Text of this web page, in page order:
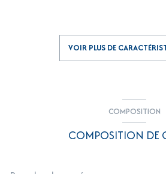
cuisine américaine (semi-équipée)
VOIR PLUS DE
COMPOSITION
COMPOSITION DE